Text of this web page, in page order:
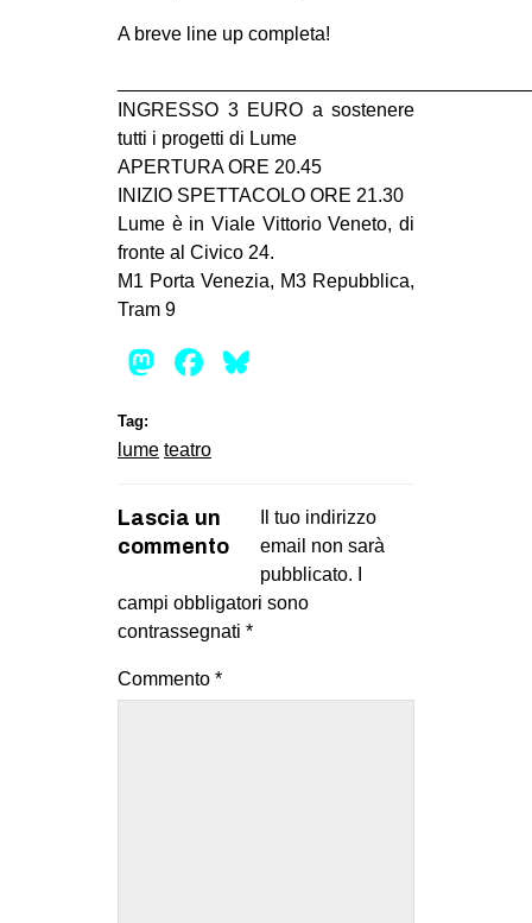
PRECARIATO
STUDENTI
CULTURE
ARTE
MANIFESTI
RECENSIONI
ESTREMO ORIENTE
EUROPA
MEDIO ORIENTE
EVENTI
A breve line up completa!
INGRESSO 3 EURO a sostenere
tutti i progetti di Lume
APERTURA ORE 20.45
INIZIO SPETTACOLO ORE 21.30
Lume è in Viale Vittorio Veneto, di
fronte al Civico 24.
M1 Porta Venezia, M3 Repubblica,
Tram 9
Mastodon
Facebook
Tag:
lume teatro
Lascia un
commento
Il tuo indirizzo
email non sarà
pubblicato.
campi obbligatori sono
contrassegnati *
Commento *